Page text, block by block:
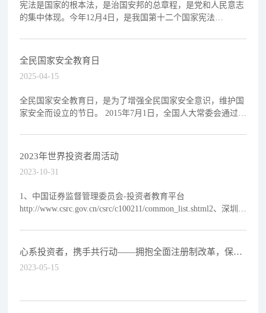
宪法是国家的根本法，是治国安邦的总章程，是党和人民意志
的集中体现。今年12月4日，是我国第十二个国家宪法
全民国家安全教育日
2025-04-15
全民国家安全教育日，是为了增强全民国家安全意识，维护国
家安全而设立的节日。 2015年7月1日，全国人大常委会通过的
2023年世界投资者周活动
2023-10-31
1、中国证券监督管理委员会-投资者教育平台
http://www.csrc.gov.cn/csrc/c100211/common_list.shtml2、深圳证
心系投资者，携手共行动——拥抱全面注册制改革，保护
投资者合法权益 | 全国投资者保护宣传日
2023-05-15